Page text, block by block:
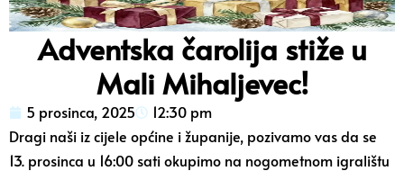
Adventska čarolija stiže u
Mali Mihaljevec!
5 prosinca, 2025
12:30 pm
Dragi naši iz cijele općine i županije, pozivamo vas da se
13. prosinca u 16:00 sati okupimo na nogometnom igralištu